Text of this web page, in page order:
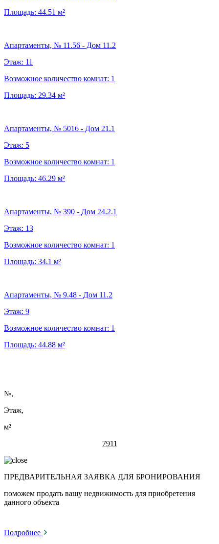
Площадь: 44.51 м²
Апартаменты, № 11.56 - Дом 11.2
Этаж: 11
Возможное количество комнат: 1
Площадь: 29.34 м²
Апартаменты, № 5016 - Дом 21.1
Этаж: 5
Возможное количество комнат: 1
Площадь: 46.29 м²
Апартаменты, № 390 - Дом 24.2.1
Этаж: 13
Возможное количество комнат: 1
Площадь: 34.1 м²
Апартаменты, № 9.48 - Дом 11.2
Этаж: 9
Возможное количество комнат: 1
Площадь: 44.88 м²
№,
Этаж,
м²
7911
ПРЕДВАРИТЕЛЬНАЯ ЗАЯВКА ДЛЯ БРОНИРОВАНИЯ
поможем продать вашу недвижимость для приобретения
данного объекта
Подробнее